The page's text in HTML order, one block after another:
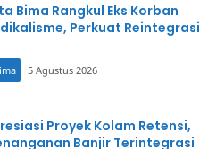
Bima Rangkul Eks Korban
Perkuat Reintegrasi
5 Agustus 2026
Proyek Kolam Retensi,
Banjir Terintegrasi